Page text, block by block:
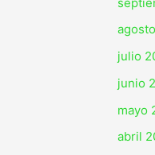
julio
junio
mayo
abril